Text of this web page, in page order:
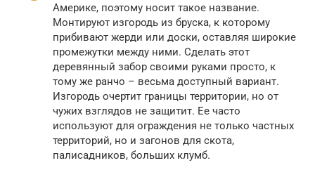
Америке, поэтому носит такое название.
Монтируют изгородь из бруска, к которому
прибивают жерди или доски, оставляя широкие
промежутки между ними. Сделать этот
деревянный забор своими руками просто, к
тому же ранчо – весьма доступный вариант.
Изгородь очертит границы территории, но от
чужих взглядов не защитит. Ее часто
используют для ограждения не только частных
территорий, но и загонов для скота,
палисадников, больших клумб.